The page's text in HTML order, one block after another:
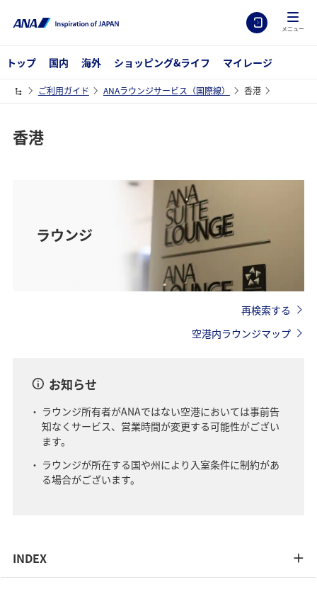
メニュー
トップ 国内 海外 ショッピング&ライフ マイレージ
ご利用ガイド ANAラウンジサービス（国際線） 香港
香港
ラウンジ
再検索する
空港内ラウンジマップ
お知らせ
ラウンジ所有者がANAではない空港においては事前告
知なくサービス、営業時間が変更する可能性がござい
ます。
ラウンジが所在する国や州により入室条件に制約があ
る場合がございます。
INDEX